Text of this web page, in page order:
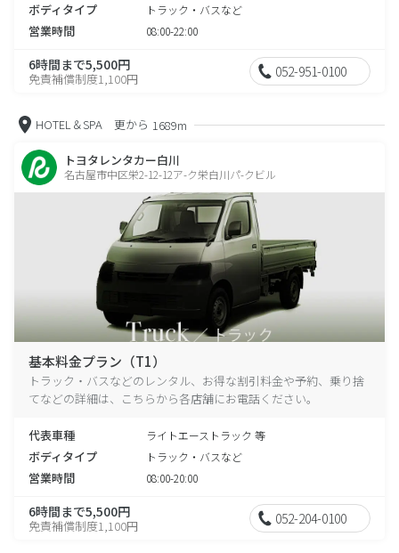
ボディタイプ トラック・バスなど
営業時間 08:00-22:00
6時間まで5,500円
免責補償制度1,100円 052-951-0100
HOTEL＆SPA 更から 1689m
トヨタレンタカー白川
名古屋市中区栄2-12-12ア-ク栄白川パ-クビル
基本料金プラン（T1）
トラック・バスなどのレンタル、お得な割引料金や予約、乗り捨
てなどの詳細は、こちらから各店舗にお電話ください。
代表車種 ライトエーストラック 等
ボディタイプ トラック・バスなど
営業時間 08:00-20:00
6時間まで5,500円
免責補償制度1,100円 052-204-0100